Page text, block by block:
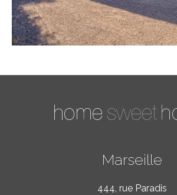
Marseille
444, rue Paradis